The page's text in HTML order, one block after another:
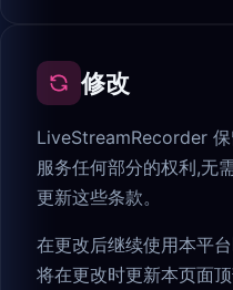
修改
LiveStreamRecorder
服务任何部分的权利,无
更新这些条款。
在更改后继续使用本平
将在更改时更新本页面顶